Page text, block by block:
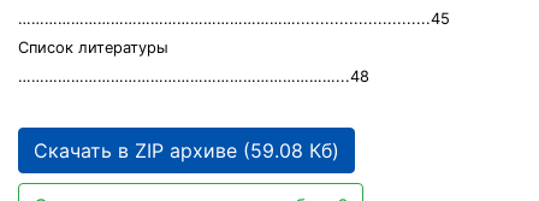
………………………………………………………............................45
Список литературы
………………………………………………………………...48
Скачать в ZIP архиве (59.08 Кб)